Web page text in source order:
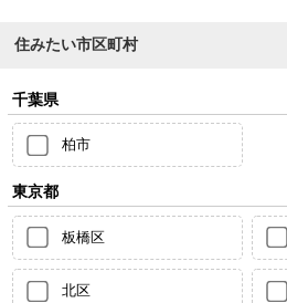
住みたい市区町村
千葉県
柏市
東京都
板橋区
北区